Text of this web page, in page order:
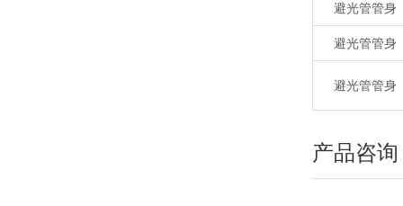
避光管管身
避光管管身
避光管管身
产品咨询